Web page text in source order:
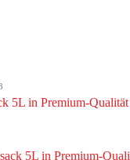
5L in Premium-